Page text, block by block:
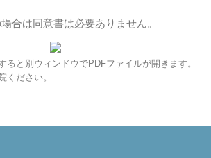
合は同意書は必要ありません。
ると別ウィンドウでPDFファイルが開きます。
ください。